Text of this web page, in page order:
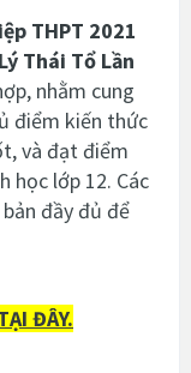
THPT 2021
Thái Tổ Lần
nhằm cung
điểm kiến thức
và đạt điểm
học lớp 12. Các
đầy đủ để
ĐÂY.